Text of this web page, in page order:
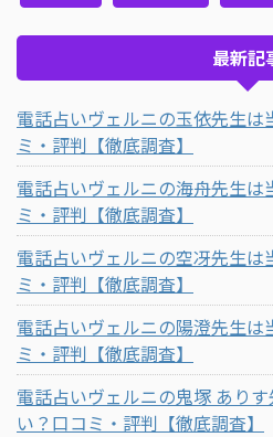
最新記
電話占いヴェルニの玉依先生は
ミ・評判【徹底調査】
電話占いヴェルニの海舟先生は
ミ・評判【徹底調査】
電話占いヴェルニの空冴先生は
ミ・評判【徹底調査】
電話占いヴェルニの陽澄先生は
ミ・評判【徹底調査】
電話占いヴェルニの鬼塚 あり
い？口コミ・評判【徹底調査】